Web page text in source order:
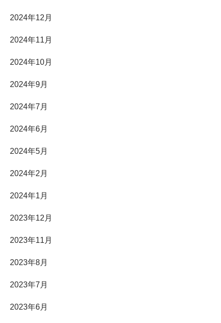
2024年12月
2024年11月
2024年10月
2024年9月
2024年7月
2024年6月
2024年5月
2024年2月
2024年1月
2023年12月
2023年11月
2023年8月
2023年7月
2023年6月